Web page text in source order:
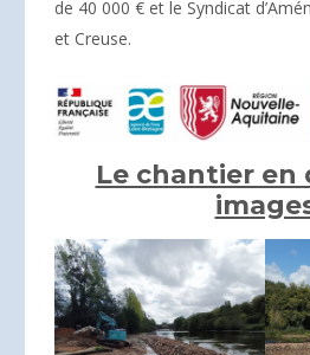
de 40 000 € et le Syndicat
et Creuse.
Le chantier en